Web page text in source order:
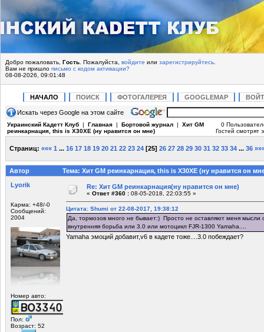
Добро пожаловать, Гость . Пожалуйста, войдите или зарегистрируйтесь
Вам не пришло письмо с кодом активации?
08-08-2026, 09:01:48
НАЧАЛО ПОИСК ФОТОГАЛЕРЕЯ GOOGLEMAP
Искать через Google на этом сайте
Украинский Кадетт Клуб | Главная | Бортовой журнал | Хит GM
реинкарнация, this is X30XE (ну нравится он мне)
0
Гостей смотрят
Страниц: ««« 1 ... 16 17 18 19 20 21 22 23 24 [25] 26 27 28 29 30 31 32 33 34 ... 36
Автор
Тема: Хит GM реинкарнация, this is X30XE (ну нравится он
Lyorik
Карма: +48/-0
Сообщений:
2004
Номер авто:
Пол:
Возраст: 52
Re: Хит GM реинкарнация(ну нравится он мне)
« Ответ #360 : 08-05-2018, 22:03:55 »
Цитата: Shumi от 22-08-2017, 19:38:12
Да, тормозов много не бывает:) Просто не оставляют меня
внутренняя борьба или 3.0 или мотоцикл FJR-1300 Yamaha....
Yamaha эмоций добавит,v6 в кадете тоже....3.0 побеждает?